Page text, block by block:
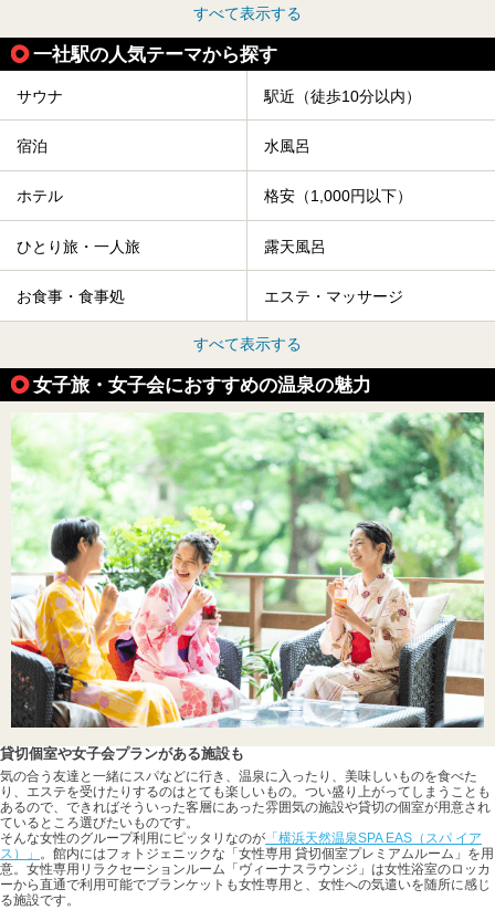
すべて表示する
一社駅の人気テーマから探す
サウナ 駅近（徒歩10分以内）
宿泊 水風呂
ホテル 格安（1,000円以下）
ひとり旅・一人旅 露天風呂
お食事・食事処 エステ・マッサージ
すべて表示する
女子旅・女子会におすすめの温泉の魅力
貸切個室や女子会プランがある施設も
気の合う友達と一緒にスパなどに行き、温泉に入ったり、美味しいものを食べた
り、エステを受けたりするのはとても楽しいもの。つい盛り上がってしまうことも
あるので、できればそういった客層にあった雰囲気の施設や貸切の個室が用意され
ているところ選びたいものです。
そんな女性のグループ利用にピッタリなのが 「横浜天然温泉SPA EAS（スパ イア
ス）」 。館内にはフォトジェニックな「女性専用 貸切個室プレミアムルーム」を用
意。女性専用リラクセーションルーム「ヴィーナスラウンジ」は女性浴室のロッカ
ーから直通で利用可能でブランケットも女性専用と、女性への気遣いを随所に感じ
る施設です。